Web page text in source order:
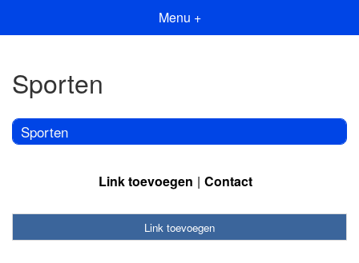
Menu +
Sporten
Sporten
Link toevoegen Contact
Link toevoegen